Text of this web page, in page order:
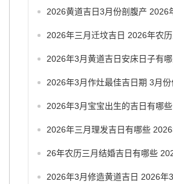
2026年3月宝宝出生的吉日有哪些